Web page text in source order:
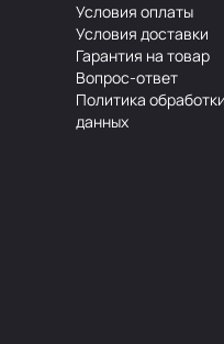
Условия оплаты
Условия доставки
Гарантия на товар
Вопрос-ответ
Политика
данных